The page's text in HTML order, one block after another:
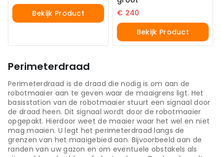
Bekijk Product
€ 240
Bekijk Product
Perimeterdraad
Perimeterdraad is de draad die nodig is om aan de
robotmaaier aan te geven waar de maaigrens ligt. Het
basisstation van de robotmaaier stuurt een signaal door
de draad heen. Dit signaal wordt door de robotmaaier
opgepakt. Hierdoor weet de maaier waar het wel en niet
mag maaien. U legt het perimeterdraad langs de
grenzen van het maaigebied aan. Bijvoorbeeld aan de
randen van uw gazon en om eventuele obstakels als